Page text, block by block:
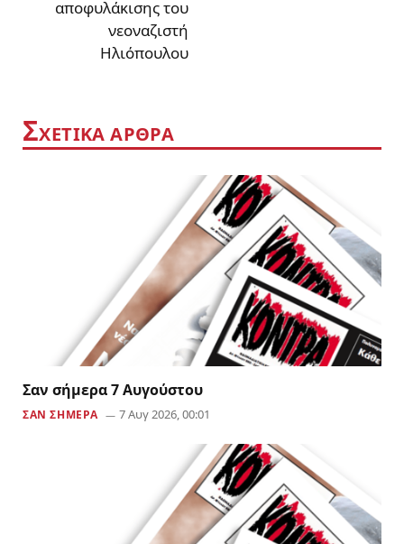
αποφυλάκισης του
νεοναζιστή
Ηλιόπουλου
ΣΧΕΤΙΚΑ ΑΡΘΡΑ
Σαν σήμερα 7 Αυγούστου
ΣΑΝ ΣΗΜΕΡΑ 7 Αυγ 2026, 00:01